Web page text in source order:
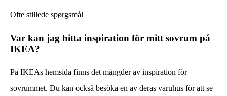
Ofte stillede spørgsmål
Var kan jag hitta inspiration för mitt sovrum på
IKEA?
På IKEAs hemsida finns det mängder av inspiration för
sovrummet. Du kan också besöka en av deras varuhus för att se